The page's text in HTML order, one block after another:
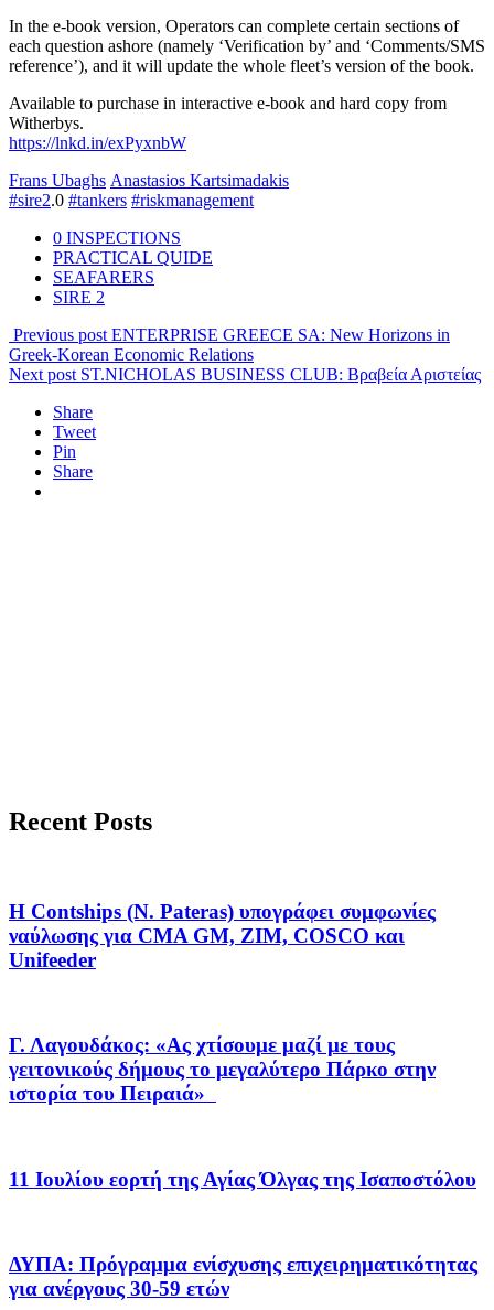
In the e-book version, Operators can complete certain sections of
each question ashore (namely ‘Verification by’ and ‘Comments/SMS
reference’), and it will update the whole fleet’s version of the book.
Available to purchase in interactive e-book and hard copy from
Witherbys.
https://lnkd.in/exPyxnbW
Frans Ubaghs Anastasios Kartsimadakis
#sire2.0 #tankers #riskmanagement
0 INSPECTIONS
PRACTICAL QUIDE
SEAFARERS
SIRE 2
Previous post ENTERPRISE GREECE SA: New Horizons in
Greek-Korean Economic Relations
Next post ST.NICHOLAS BUSINESS CLUB: Βραβεία Αριστείας
Share
Tweet
Pin
Share
Recent Posts
Η Contships (N. Pateras) υπογράφει συμφωνίες
ναύλωσης για CMA GM, ZIM, COSCO και
Unifeeder
Γ. Λαγουδάκος: «Ας χτίσουμε μαζί με τους
γειτονικούς δήμους το μεγαλύτερο Πάρκο στην
ιστορία του Πειραιά»
11 Ιουλίου εορτή της Αγίας Όλγας της Ισαποστόλου
ΔΥΠΑ: Πρόγραμμα ενίσχυσης επιχειρηματικότητας
για ανέργους 30-59 ετών